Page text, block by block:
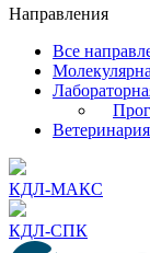
Направления
Все
КДЛ-МАКС
КДЛ-СПК